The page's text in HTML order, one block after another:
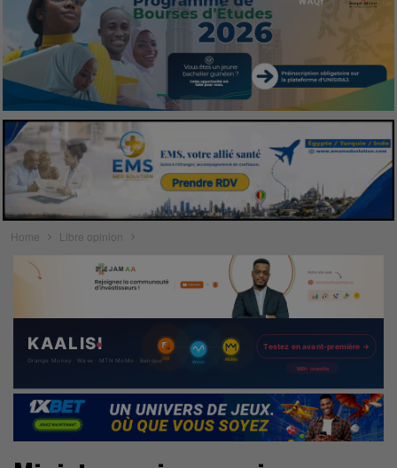
Home Libre opinion